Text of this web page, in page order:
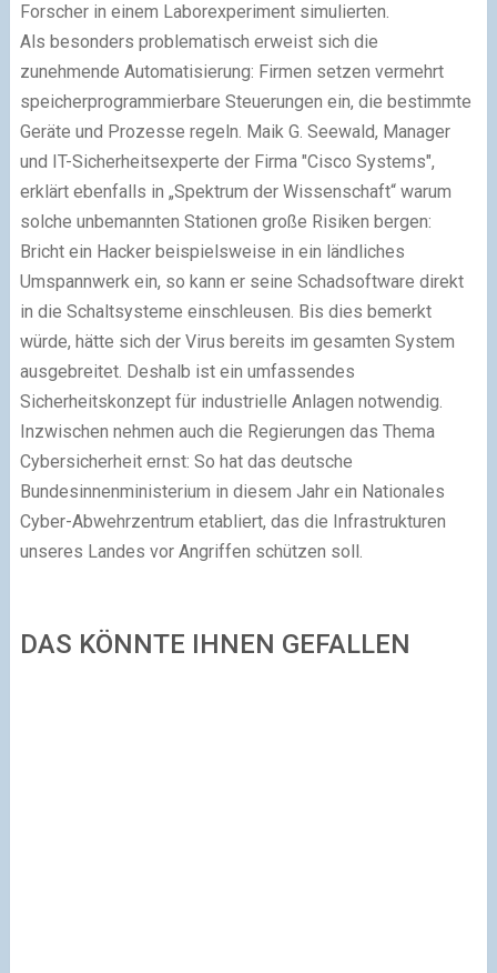
Forscher in einem Laborexperiment simulierten.
Als besonders problematisch erweist sich die
zunehmende Automatisierung: Firmen setzen vermehrt
speicherprogrammierbare Steuerungen ein, die bestimmte
Geräte und Prozesse regeln. Maik G. Seewald, Manager
und IT-Sicherheitsexperte der Firma "Cisco Systems",
erklärt ebenfalls in „Spektrum der Wissenschaft“ warum
solche unbemannten Stationen große Risiken bergen:
Bricht ein Hacker beispielsweise in ein ländliches
Umspannwerk ein, so kann er seine Schadsoftware direkt
in die Schaltsysteme einschleusen. Bis dies bemerkt
würde, hätte sich der Virus bereits im gesamten System
ausgebreitet. Deshalb ist ein umfassendes
Sicherheitskonzept für industrielle Anlagen notwendig.
Inzwischen nehmen auch die Regierungen das Thema
Cybersicherheit ernst: So hat das deutsche
Bundesinnenministerium in diesem Jahr ein Nationales
Cyber-Abwehrzentrum etabliert, das die Infrastrukturen
unseres Landes vor Angriffen schützen soll.
DAS KÖNNTE IHNEN GEFALLEN